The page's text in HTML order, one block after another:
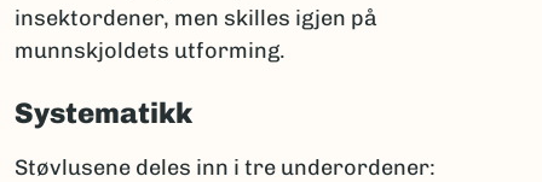
insektordener, men skilles igjen på
munnskjoldets utforming.
Systematikk
Støvlusene deles inn i tre underordener: